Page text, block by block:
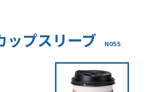
ップスリーブ N055